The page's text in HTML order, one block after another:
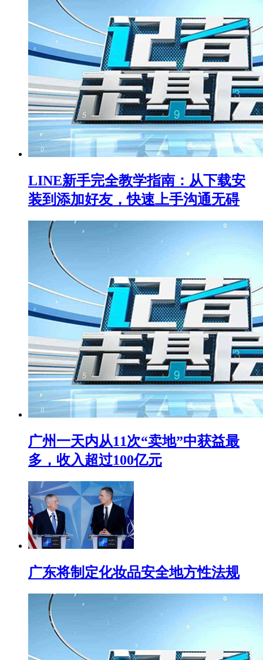
LINE新手完全教学指南：从下载安
装到添加好友，快速上手沟通无碍
广州一天内从11次“卖地”中获益最
多，收入超过100亿元
广东将制定化妆品安全地方性法规